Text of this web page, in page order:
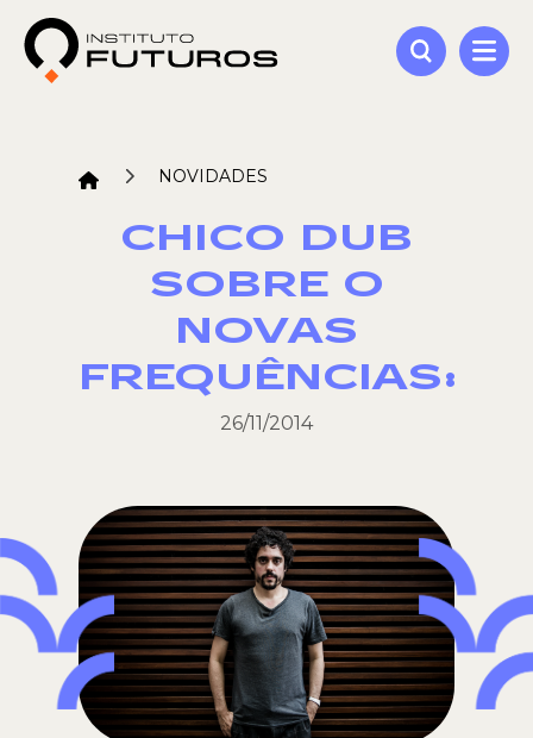
NOVIDADES
CHICO DUB
SOBRE O
NOVAS
FREQUÊNCIAS:
26/11/2014